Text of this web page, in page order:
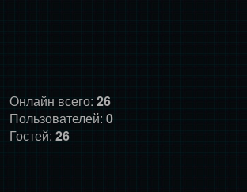
Онлайн всего: 26
Пользователей: 0
Гостей: 26